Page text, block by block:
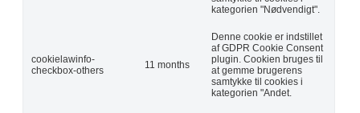
kategorien "Nødvendigt".
cookielawinfo-
checkbox-others
11 months
Denne cookie er indstillet
af GDPR Cookie Consent
plugin. Cookien bruges til
at gemme brugerens
samtykke til cookies i
kategorien "Andet.